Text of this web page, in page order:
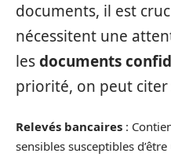
documents, il est
nécessitent une
lesdocuments
priorité, on peut citer
Relevés bancaires :
sensibles susceptibles